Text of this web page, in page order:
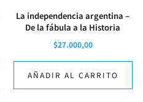
La independencia argentina –
De la fábula a la Historia
$27.000,00
AÑADIR AL CARRITO